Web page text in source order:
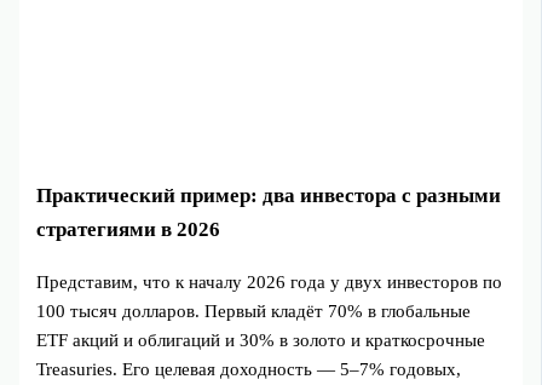
Практический пример: два инвестора с разными
стратегиями в 2026
Представим, что к началу 2026 года у двух инвесторов по
100 тысяч долларов. Первый кладёт 70% в глобальные
ETF акций и облигаций и 30% в золото и краткосрочные
Treasuries. Его целевая доходность — 5–7% годовых,